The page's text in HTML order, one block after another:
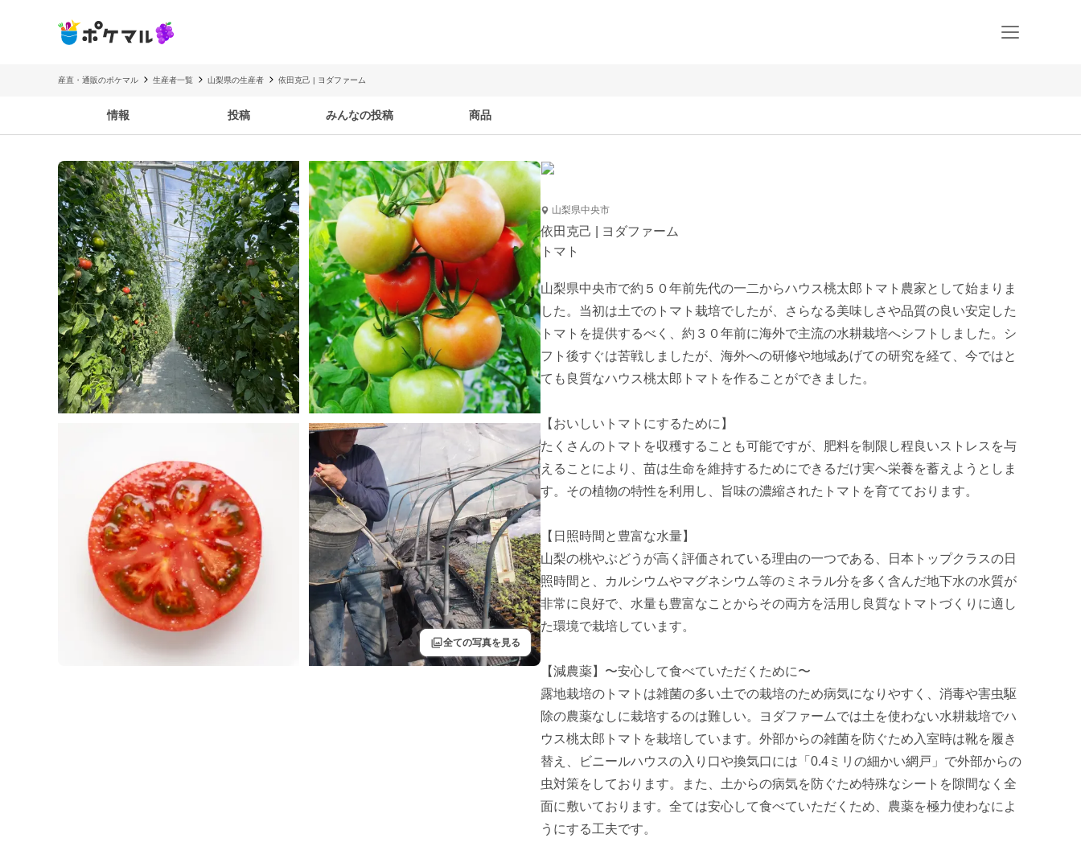
産直・通販のポケマル 生産者一覧 山梨県の生産者 依田克己 | ヨダファーム
情報 投稿 みんなの投稿 商品
filter全ての写真を見る
山梨県中央市
依田克己 | ヨダファーム
トマト
山梨県中央市で約５０年前先代の一二からハウス桃太郎トマト農家として始まりま
した。当初は土でのトマト栽培でしたが、さらなる美味しさや品質の良い安定した
トマトを提供するべく、約３０年前に海外で主流の水耕栽培へシフトしました。シ
フト後すぐは苦戦しましたが、海外への研修や地域あげての研究を経て、今ではと
ても良質なハウス桃太郎トマトを作ることができました。
【おいしいトマトにするために】
たくさんのトマトを収穫することも可能ですが、肥料を制限し程良いストレスを与
えることにより、苗は生命を維持するためにできるだけ実へ栄養を蓄えようとしま
す。その植物の特性を利用し、旨味の濃縮されたトマトを育てております。
【日照時間と豊富な水量】
山梨の桃やぶどうが高く評価されている理由の一つである、日本トップクラスの日
照時間と、カルシウムやマグネシウム等のミネラル分を多く含んだ地下水の水質が
非常に良好で、水量も豊富なことからその両方を活用し良質なトマトづくりに適し
た環境で栽培しています。
【減農薬】〜安心して食べていただくために〜
露地栽培のトマトは雑菌の多い土での栽培のため病気になりやすく、消毒や害虫駆
除の農薬なしに栽培するのは難しい。ヨダファームでは土を使わない水耕栽培でハ
ウス桃太郎トマトを栽培しています。外部からの雑菌を防ぐため入室時は靴を履き
替え、ビニールハウスの入り口や換気口には「0.4ミリの細かい網戸」で外部からの
虫対策をしております。また、土からの病気を防ぐため特殊なシートを隙間なく全
面に敷いております。全ては安心して食べていただくため、農薬を極力使わなによ
うにする工夫です。